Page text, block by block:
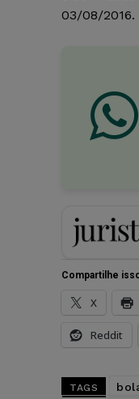
03/08/2016.
Compartilhe
X
Reddit
TAGS